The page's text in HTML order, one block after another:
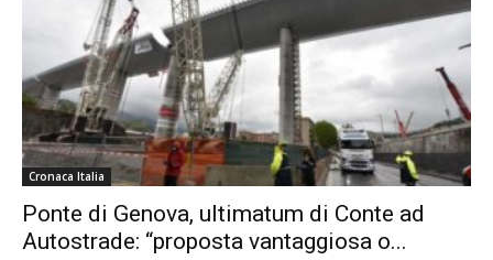
Cronaca Italia
Ponte di Genova, ultimatum di Conte ad
Autostrade: “proposta vantaggiosa o...